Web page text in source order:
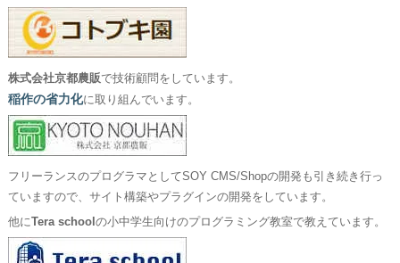
株式会社京都農販で技術顧問をしています。
稲作の省力化に取り組んでいます。
フリーランスのプログラマとしてSOY CMS/Shopの開発も引き続き行っ
ていますので、サイト構築やプラグインの開発をしています。
他にTera school の小中学生向けのプログラミング教室で教えています。